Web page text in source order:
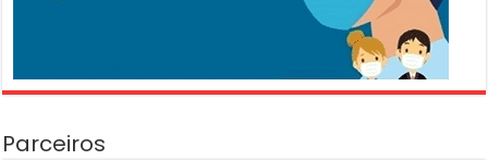
Parceiros